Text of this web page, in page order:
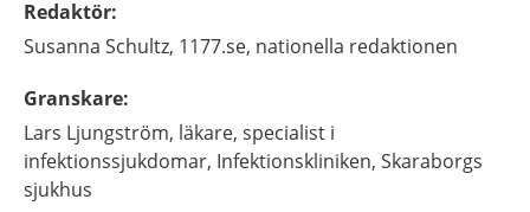
Redaktör:
Susanna Schultz, 1177.se, nationella redaktionen
Granskare:
Lars Ljungström, läkare, specialist i
infektionssjukdomar, Infektionskliniken, Skaraborgs
sjukhus